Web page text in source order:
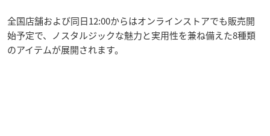
全国店舗および同日12:00からはオンラインストアでも販売開
始予定で、ノスタルジックな魅力と実用性を兼ね備えた8種類
のアイテムが展開されます。